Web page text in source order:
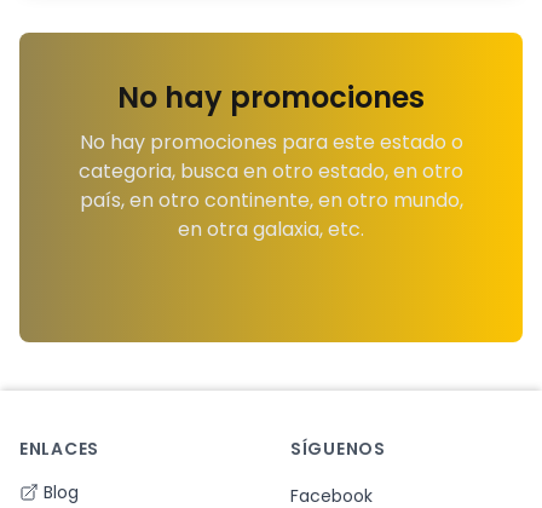
No hay promociones
No hay promociones para este estado o
categoria, busca en otro estado, en otro
país, en otro continente, en otro mundo,
en otra galaxia, etc.
Footer
ENLACES
Blog
SÍGUENOS
Facebook